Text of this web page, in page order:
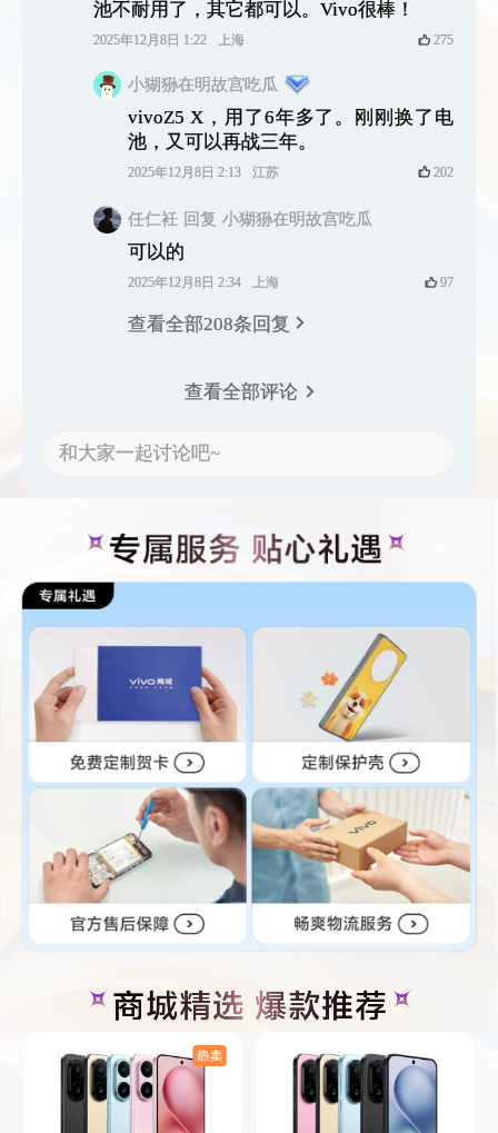
池不耐用了，其它都可以。Vivo很棒！
2025年12月8日 1:22 上海 275
小猢狲在明故宫吃瓜
vivoZ5 X，用了6年多了。刚刚换了电
池，又可以再战三年。
2025年12月8日 2:13 江苏 202
任仁衽 回复 小猢狲在明故宫吃瓜
可以的
2025年12月8日 2:34 上海 97
查看全部208条回复
查看全部评论
和大家一起讨论吧~